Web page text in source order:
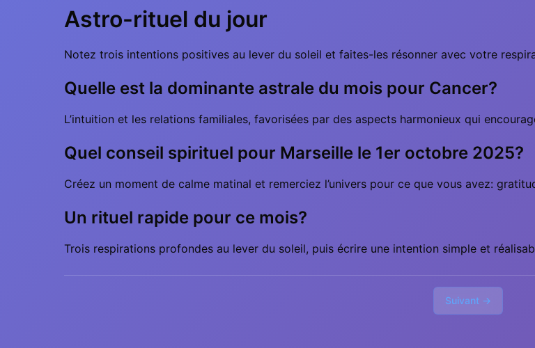
Astro-rituel du jour
Notez trois intentions positives au lever du soleil et faites-les résonner avec votre
Quelle est la dominante astrale du mois pour Cancer?
L’intuition et les relations familiales, favorisées par des aspects harmonieux qui
Quel conseil spirituel pour Marseille le 1er octobre 2025?
Créez un moment de calme matinal et remerciez l’univers pour ce que vous avez:
Un rituel rapide pour ce mois?
Trois respirations profondes au lever du soleil, puis écrire une intention simple et
Suivant →